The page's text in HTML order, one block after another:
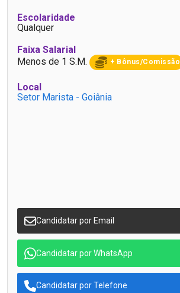
Escolaridade
Qualquer
Faixa Salarial
Menos de 1 S.M.
+ Bônus/Comissão
Local
Setor Marista - Goiânia
Candidatar por Email
Candidatar por WhatsApp
Candidatar por Telefone